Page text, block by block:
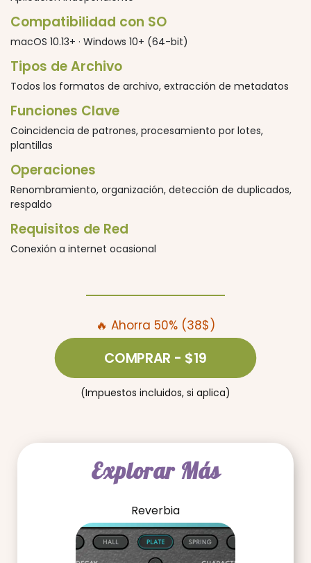
Compatibilidad con SO
macOS 10.13+ · Windows 10+ (64-bit)
Tipos de Archivo
Todos los formatos de archivo, extracción de metadatos
Funciones Clave
Coincidencia de patrones, procesamiento por lotes,
plantillas
Operaciones
Renombramiento, organización, detección de duplicados,
respaldo
Requisitos de Red
Conexión a internet ocasional
🔥 Ahorra 50% (38$)
COMPRAR - $19
(Impuestos incluidos, si aplica)
Explorar Más
Reverbia